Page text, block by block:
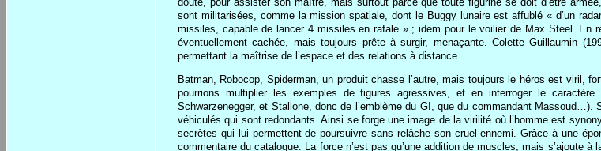
sont militarisées, comme la mission spatiale, dont le Buggy lunaire est affublé « d’un
missiles, capable de lancer 4 missiles en rafale » ; idem pour le voilier de Max Steel. En
éventuellement cachée, mais toujours prête à surgir, menaçante. Colette Guillaumin
permettant la maîtrise de l’espace et des relations à distance.
Batman, Robocop, Spiderman, un produit chasse l’autre, mais toujours le héros est viril,
pourrions multiplier les exemples de figures agressives, et en interroger le
Schwarzenegger, et Stallone, donc de l’emblème du GI, que du commandant
véhiculés qui sont redondants. Ainsi se forge une image de la virilité où l’homme est
secrètes qui lui permettent de poursuivre sans relâche son cruel ennemi. Grâce à une
commentaire du catalogue. La force n’est pas qu’une addition de muscles, mais s’ajoute